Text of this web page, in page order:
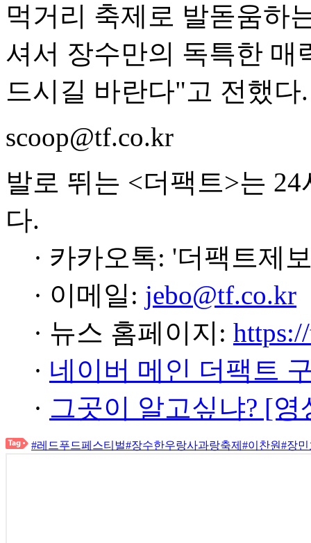
먹거리 축제로 발돋움하
셔서 장수만의 독특한 매
드시길 바란다"고 전했다.
scoop@tf.co.kr
발로 뛰는 <더팩트>는
다.
· 카카오톡: '더팩트제
· 이메일: jebo@tf.co.kr
· 뉴스 홈페이지:
· 네이버 메인 더팩트
· 그곳이 알고싶냐? [
#레드푸드페스티벌#장수한우랑사과랑축제 #이찬원#장